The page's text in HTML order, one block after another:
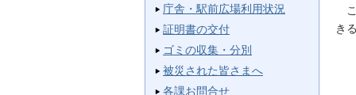
庁舎・駅前広場利用状況
証明書の交付
ゴミの収集・分別
被災された皆さまへ
各課お問合せ
こ
き